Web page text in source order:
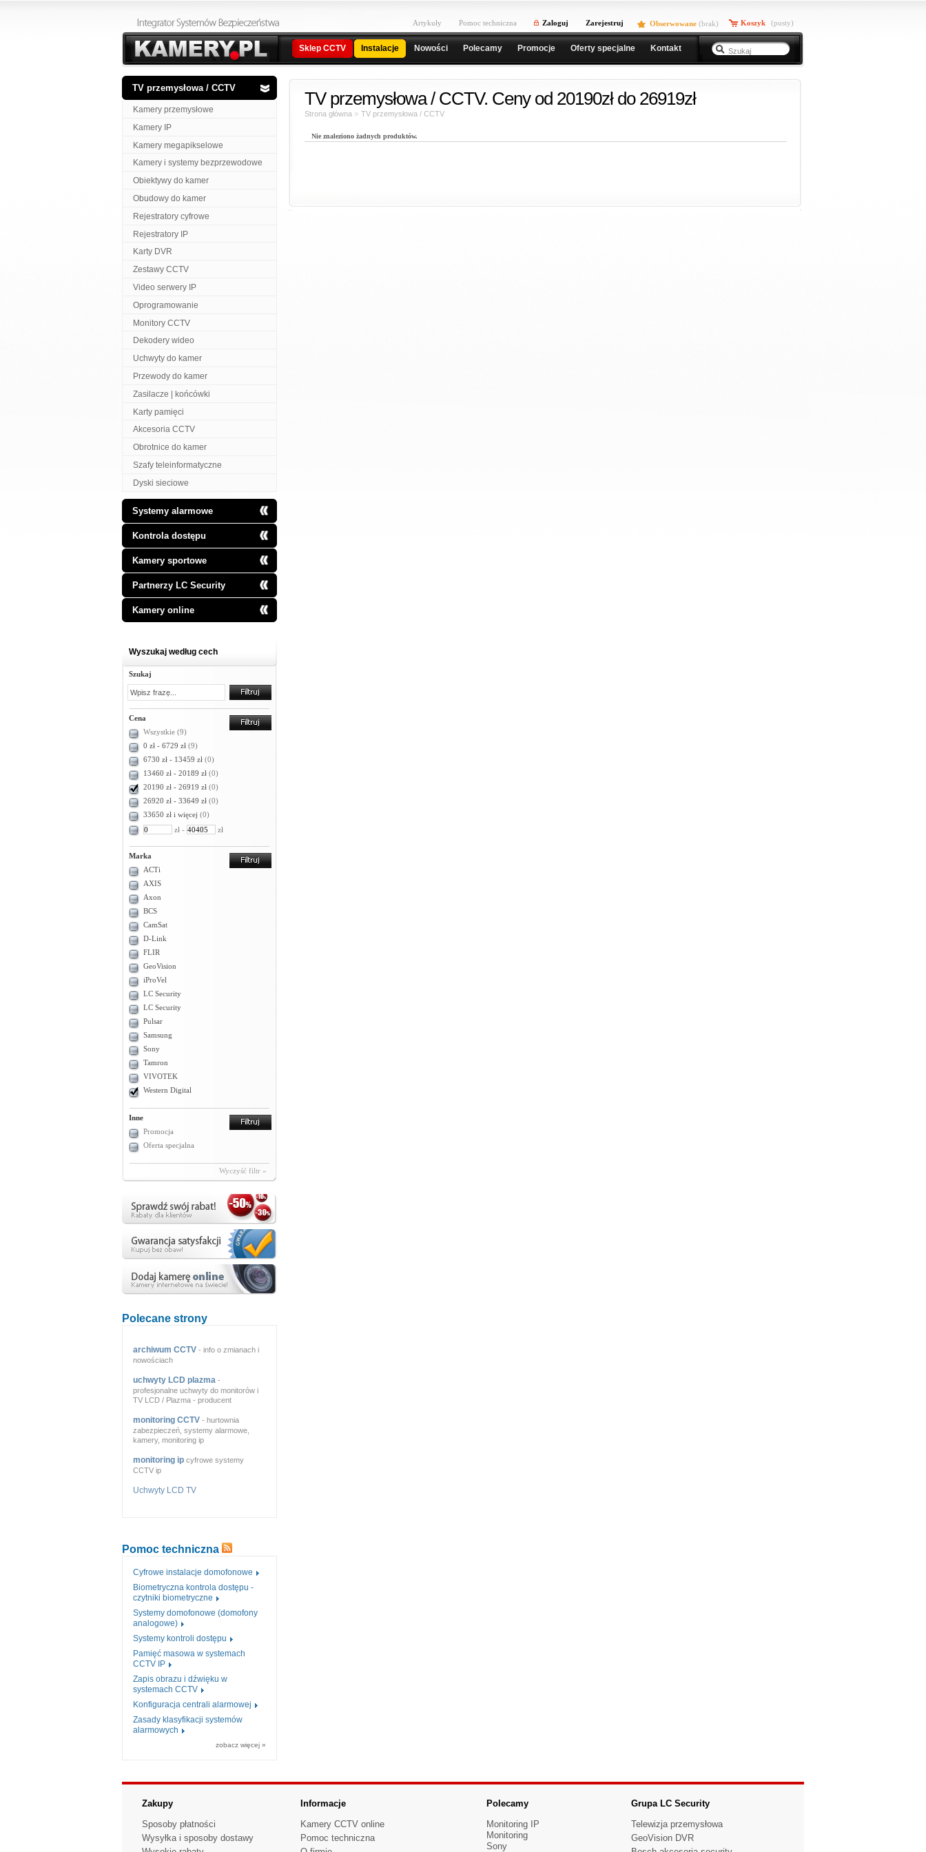
Artykuły Pomoc techniczna Zaloguj Zarejestruj Obserwowane (brak) Koszyk (pusty)
Sklep CCTV Instalacje Nowości Polecamy Promocje Oferty specjalne Kontakt
TV przemysłowa / CCTV
Kamery przemysłowe
Kamery IP
Kamery megapikselowe
Kamery i systemy bezprzewodowe
Obiektywy do kamer
Obudowy do kamer
Rejestratory cyfrowe
Rejestratory IP
Karty DVR
Zestawy CCTV
Video serwery IP
Oprogramowanie
Monitory CCTV
Dekodery wideo
Uchwyty do kamer
Przewody do kamer
Zasilacze | końcówki
Karty pamięci
Akcesoria CCTV
Obrotnice do kamer
Szafy teleinformatyczne
Dyski sieciowe
Systemy alarmowe
Kontrola dostępu
Kamery sportowe
Partnerzy LC Security
Kamery online
Wyszukaj według cech
Szukaj
Cena
Wszystkie (9)
0 zł - 6729 zł (9)
6730 zł - 13459 zł (0)
13460 zł - 20189 zł (0)
20190 zł - 26919 zł (0)
26920 zł - 33649 zł (0)
33650 zł i więcej (0)
zł -
zł
Marka
ACTi
AXIS
Axon
BCS
CamSat
D-Link
FLIR
GeoVision
iProVel
LC Security
LC Security
Pulsar
Samsung
Sony
Tamron
VIVOTEK
Western Digital
Inne
Promocja
Oferta specjalna
Wyczyść filtr »
Polecane strony
archiwum CCTV - info o zmianach i
nowościach
uchwyty LCD plazma -
profesjonalne uchwyty do monitorów i
TV LCD / Plazma - producent
monitoring CCTV - hurtownia
zabezpieczeń, systemy alarmowe,
kamery, monitoring ip
monitoring ip cyfrowe systemy
CCTV ip
Uchwyty LCD TV
Pomoc techniczna
Cyfrowe instalacje domofonowe
Biometryczna kontrola dostępu -
czytniki biometryczne
Systemy domofonowe (domofony
analogowe)
Systemy kontroli dostępu
Pamięć masowa w systemach
CCTV IP
Zapis obrazu i dźwięku w
systemach CCTV
Konfiguracja centrali alarmowej
Zasady klasyfikacji systemów
alarmowych
zobacz więcej »
TV przemysłowa / CCTV. Ceny od 20190zł do 26919zł
Strona główna » TV przemysłowa / CCTV
Nie znaleziono żadnych produktów.
Zakupy
Sposoby płatności
Wysyłka i sposoby dostawy
Informacje
Kamery CCTV online
Pomoc techniczna
Polecamy
Monitoring IP
Monitoring
Sony
Grupa LC Security
Telewizja przemysłowa
GeoVision DVR